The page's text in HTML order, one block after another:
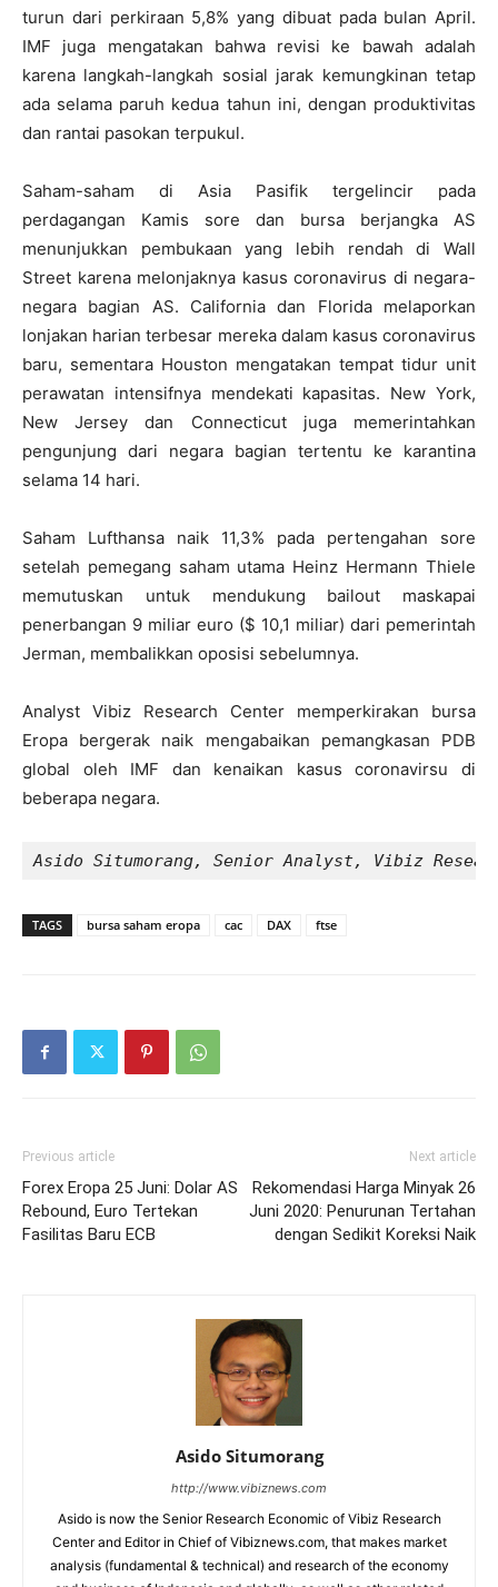
turun dari perkiraan 5,8% yang dibuat pada bulan April.
IMF juga mengatakan bahwa revisi ke bawah adalah
karena langkah-langkah sosial jarak kemungkinan tetap
ada selama paruh kedua tahun ini, dengan produktivitas
dan rantai pasokan terpukul.
Saham-saham di Asia Pasifik tergelincir pada
perdagangan Kamis sore dan bursa berjangka AS
menunjukkan pembukaan yang lebih rendah di Wall
Street karena melonjaknya kasus coronavirus di negara-
negara bagian AS. California dan Florida melaporkan
lonjakan harian terbesar mereka dalam kasus coronavirus
baru, sementara Houston mengatakan tempat tidur unit
perawatan intensifnya mendekati kapasitas. New York,
New Jersey dan Connecticut juga memerintahkan
pengunjung dari negara bagian tertentu ke karantina
selama 14 hari.
Saham Lufthansa naik 11,3% pada pertengahan sore
setelah pemegang saham utama Heinz Hermann Thiele
memutuskan untuk mendukung bailout maskapai
penerbangan 9 miliar euro ($ 10,1 miliar) dari pemerintah
Jerman, membalikkan oposisi sebelumnya.
Analyst Vibiz Research Center memperkirakan bursa
Eropa bergerak naik mengabaikan pemangkasan PDB
global oleh IMF dan kenaikan kasus coronavirsu di
beberapa negara.
Asido Situmorang, Senior Analyst, Vibiz
TAGS bursa saham eropa cac DAX ftse
Previous article
Forex Eropa 25 Juni: Dolar AS
Rebound, Euro Tertekan
Fasilitas Baru ECB
Next article
Rekomendasi Harga Minyak 26
Juni 2020: Penurunan Tertahan
dengan Sedikit Koreksi Naik
Asido Situmorang
http://www.vibiznews.com
Asido is now the Senior Research Economic of Vibiz Research
Center and Editor in Chief of Vibiznews.com, that makes market
analysis (fundamental & technical) and research of the economy